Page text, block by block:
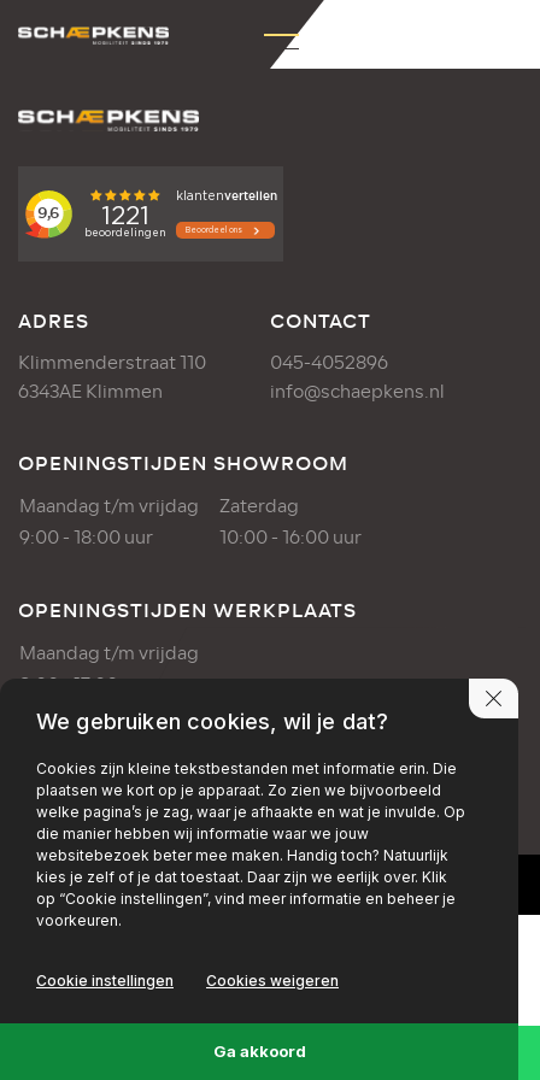
ADRES
Klimmenderstraat 110
6343AE Klimmen
CONTACT
045-4052896
info@schaepkens.nl
OPENINGSTIJDEN SHOWROOM
Maandag t/m vrijdag
Zaterdag
9:00 - 18:00 uur
10:00 - 16:00 uur
OPENINGSTIJDEN WERKPLAATS
Maandag t/m vrijdag
8:00 - 17:00 uur
+EMAIL +FACEBOOK+INSTAGRAM
We gebruiken cookies, wil je dat?
Cookies zijn kleine tekstbestanden met informatie erin. Die
plaatsen we kort op je apparaat. Zo zien we bijvoorbeeld
welke pagina’s je zag, waar je afhaakte en wat je invulde. Op
die manier hebben wij informatie waar we jouw
websitebezoek beter mee maken. Handig toch? Natuurlijk
kies je zelf of je dat toestaat. Daar zijn we eerlijk over. Klik
op “Cookie instellingen”, vind meer informatie en beheer je
voorkeuren.
Cookie instellingen Cookies weigeren
Ga akkoord